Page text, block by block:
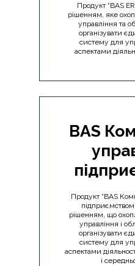
Продукт “BAS
рішенням, яке
управління та
організувати
систему для
аспектами
BAS
Продукт “BAS
рішенням, що
управління і
організувати
систему для
аспектами
і